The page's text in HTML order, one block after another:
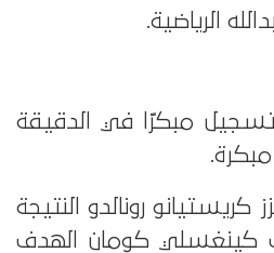
الرياضية.
مبكرًا في الدقيقة
رونالدو النتيجة
كينغسلي كومان الهدف